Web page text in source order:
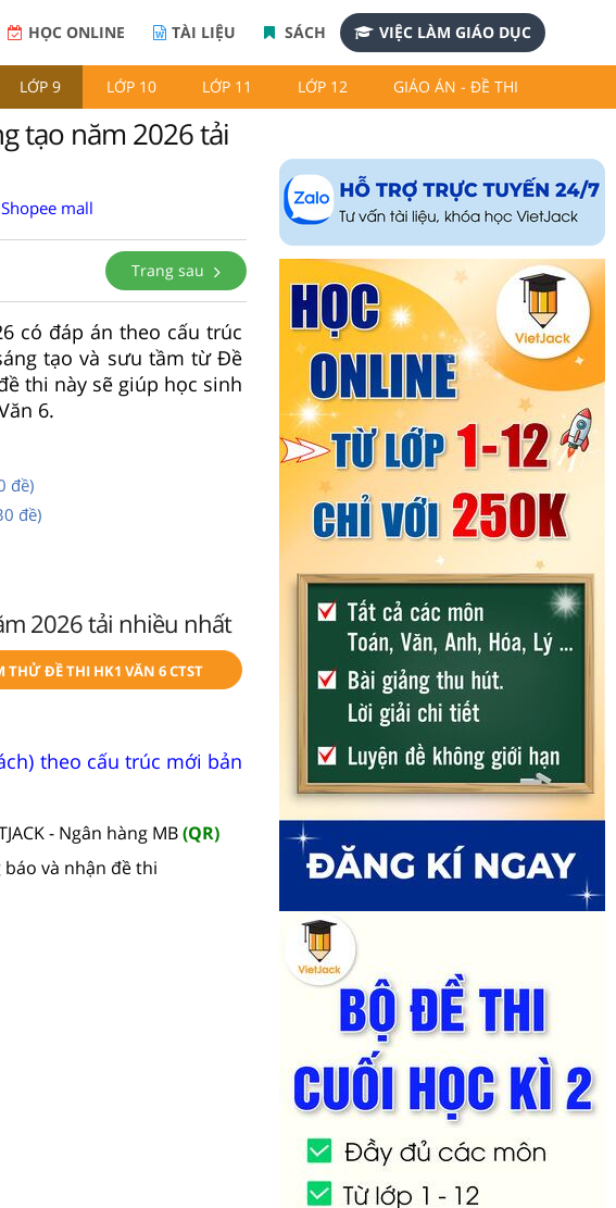
HỌC ONLINE TÀI LIỆU SÁCH VIỆC LÀM GIÁO DỤC
LỚP 9 LỚP 10 LỚP 11 LỚP 12 GIÁO ÁN - ĐỀ THI
tạo năm 2026 tải
mall
Trang sau
có đáp án theo cấu trúc
tạo và sưu tầm từ Đề
thi này sẽ giúp học sinh
6.
đề)
đề)
2026 tải nhiều nhất
THỬ ĐỀ THI HK1 VĂN 6 CTST
theo cấu trúc mới bản
- Ngân hàng MB(QR)
và nhận đề thi